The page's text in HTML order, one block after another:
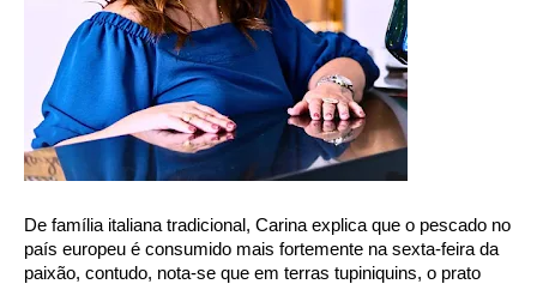
De família italiana tradicional, Carina explica que o pescado no
país europeu é consumido mais fortemente na sexta-feira da
paixão, contudo, nota-se que em terras tupiniquins, o prato